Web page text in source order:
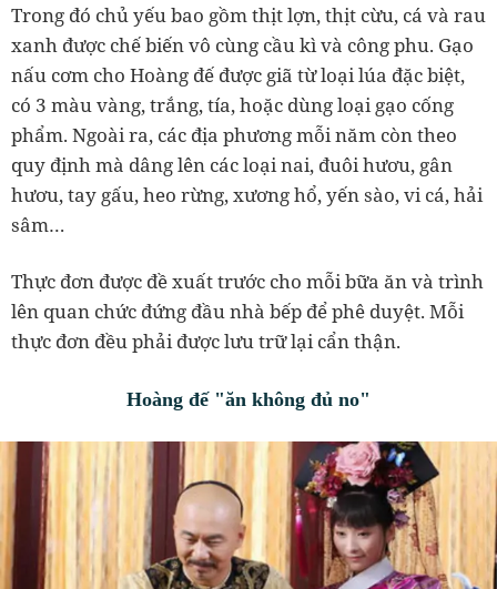
Trong đó chủ yếu bao gồm thịt lợn, thịt cừu, cá và rau
xanh được chế biến vô cùng cầu kì và công phu. Gạo
nấu cơm cho Hoàng đế được giã từ loại lúa đặc biệt,
có 3 màu vàng, trắng, tía, hoặc dùng loại gạo cống
phẩm. Ngoài ra, các địa phương mỗi năm còn theo
quy định mà dâng lên các loại nai, đuôi hươu, gân
hươu, tay gấu, heo rừng, xương hổ, yến sào, vi cá, hải
sâm…
Thực đơn được đề xuất trước cho mỗi bữa ăn và trình
lên quan chức đứng đầu nhà bếp để phê duyệt. Mỗi
thực đơn đều phải được lưu trữ lại cẩn thận.
Hoàng đế "ăn không đủ no"